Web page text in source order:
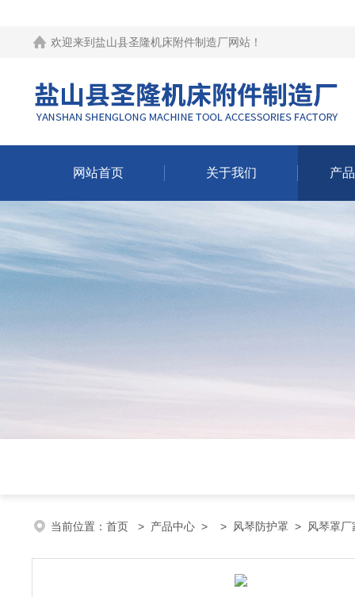
欢迎来到 盐山县圣隆机床附件制造厂网站 ！
网站首页 关于我们 产
当前位置： 首页 > 产品中心 > > 风琴防护罩 > 风琴罩厂